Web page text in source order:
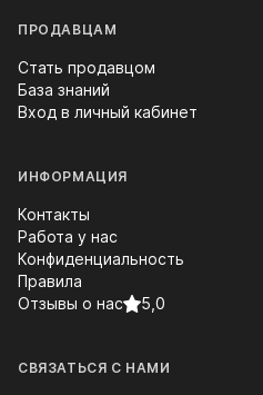
ПРОДАВЦАМ
Стать продавцом
База знаний
Вход в личный кабинет
ИНФОРМАЦИЯ
Контакты
Работа у нас
Конфиденциальность
Правила
Отзывы о нас
5,0
СВЯЗАТЬСЯ С НАМИ